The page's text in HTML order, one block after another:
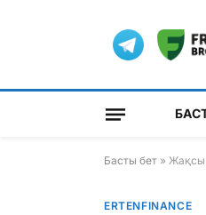
Басты бет » Жақсы
ERTENFINANCE